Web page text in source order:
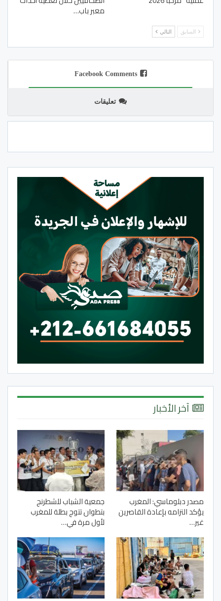
معبر باب…
السابق التالي
Facebook Comments
تعليقات
آخر الأخبار
مصدر دبلوماسي: المغرب
يؤكد التزامه بإعادة القاصرين
غير…
جمعية الشباب للشطرنج
بتطوان تتوج بطلة للمغرب
لأول مرة في…